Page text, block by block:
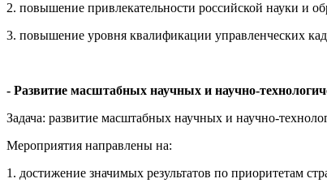
2. повышение привлекательности российской науки и
3. повышение уровня квалификации управленческих
- Развитие масштабных научных и научно-
Задача: развитие масштабных научных и научно-
Мероприятия направлены на:
1. достижение значимых результатов по приоритетам